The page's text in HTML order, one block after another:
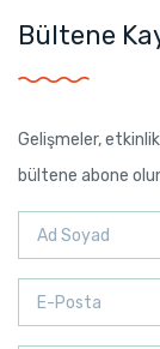
Bültene
Gelişmeler,
bültene abone